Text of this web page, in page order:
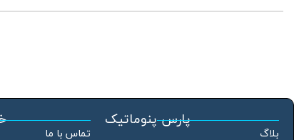
پارس پنوماتیک
بلاگ
تماس با ما